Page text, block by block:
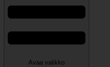
Avaa valikko